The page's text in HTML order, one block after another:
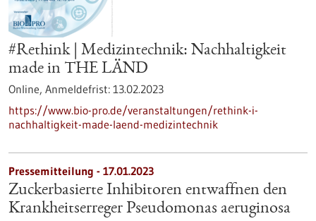
#Rethink | Medizintechnik: Nachhaltigkeit
made in THE LÄND
Online, Anmeldefrist: 13.02.2023
https://www.bio-pro.de/veranstaltungen/rethink-i-
nachhaltigkeit-made-laend-medizintechnik
Pressemitteilung - 17.01.2023
Zuckerbasierte Inhibitoren entwaffnen den
Krankheitserreger Pseudomonas aeruginosa